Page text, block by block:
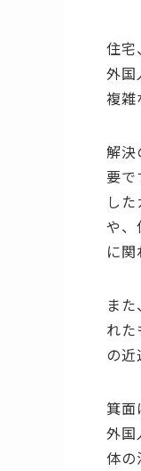
住宅
外国
複雑
解決
要
し
や、
に
ま
れ
の近
箕面
外国
体の